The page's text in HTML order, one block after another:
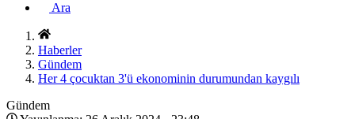
Ara
Haberler
Gündem
Her 4 çocuktan 3'ü ekonominin durumundan kaygılı
Gündem